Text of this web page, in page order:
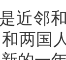
近邻
两国